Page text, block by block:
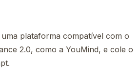
plataforma compatível com o
2.0, como a YouMind, e cole o